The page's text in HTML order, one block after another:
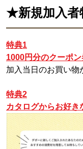
★新規加入者
特典1
1000円分のクーポン
加入当日のお買い物
特典2
カタログからお好き